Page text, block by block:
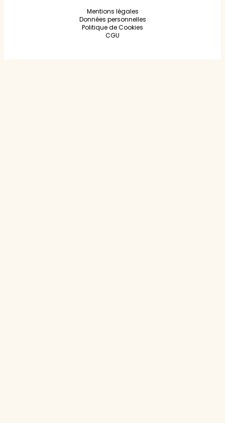
Mentions légales
Données personnelles
Politique de Cookies
CGU